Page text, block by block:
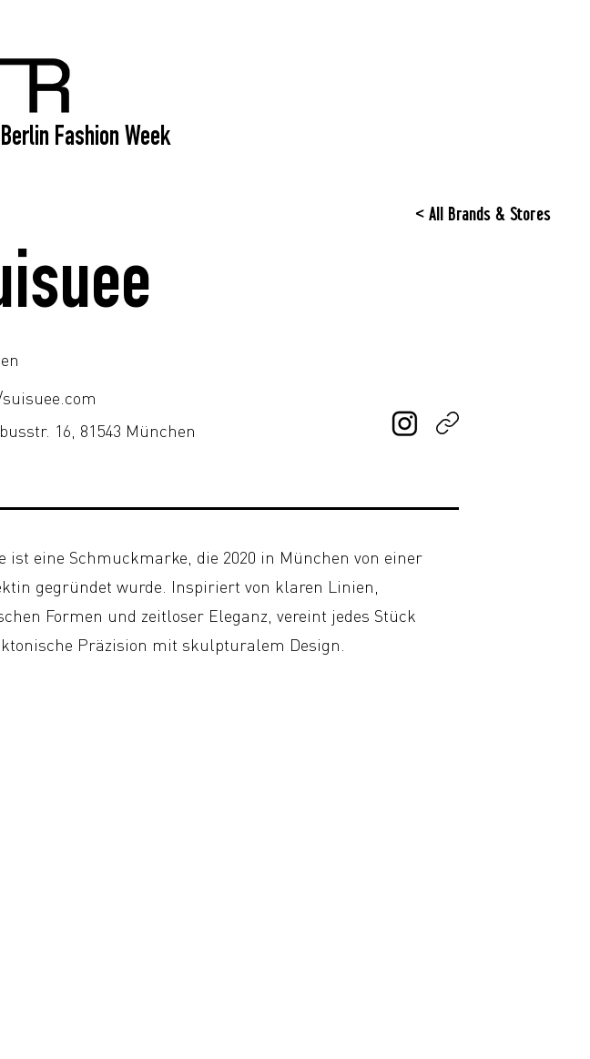
Fashion Week
< All Brands & Stores
16, 81543 München
ist eine Schmuckmarke, die 2020 in München von einer
gegründet wurde. Inspiriert von klaren Linien,
Formen und zeitloser Eleganz, vereint jedes Stück
Präzision mit skulpturalem Design.